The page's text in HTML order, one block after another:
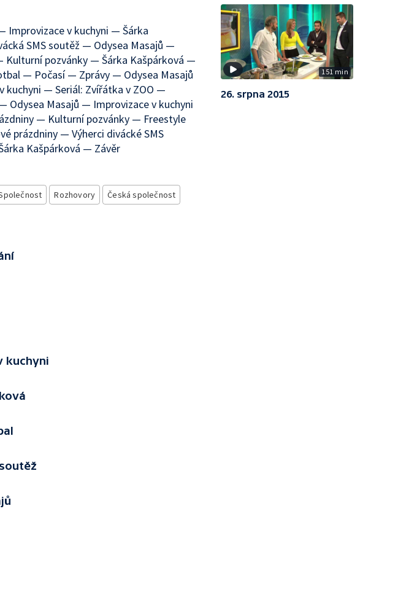
v kuchyni — Šárka
SMS soutěž — Odysea Masajů —
pozvánky — Šárka Kašpárková —
— Počasí — Zprávy — Odysea Masajů
kuchyni — Seriál: Zvířátka v ZOO —
Masajů — Improvizace v kuchyni
— Kulturní pozvánky — Freestyle
prázdniny — Výherci divácké SMS
Kašpárková — Závěr
Rozhovory Česká společnost
kuchyni
151 min
26. srpna 2015